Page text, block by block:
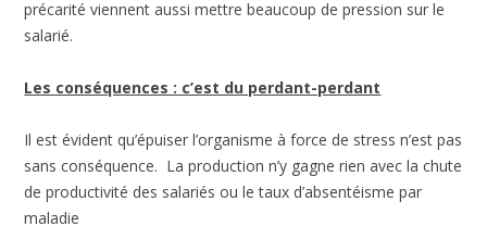
précarité viennent aussi mettre beaucoup de pression sur le
salarié.
Les conséquences : c’est du perdant-perdant
Il est évident qu’épuiser l’organisme à force de stress n’est pas
sans conséquence. La production n’y gagne rien avec la chute
de productivité des salariés ou le taux d’absentéisme par
maladie